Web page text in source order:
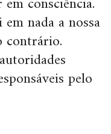
nada a nossa
pelo